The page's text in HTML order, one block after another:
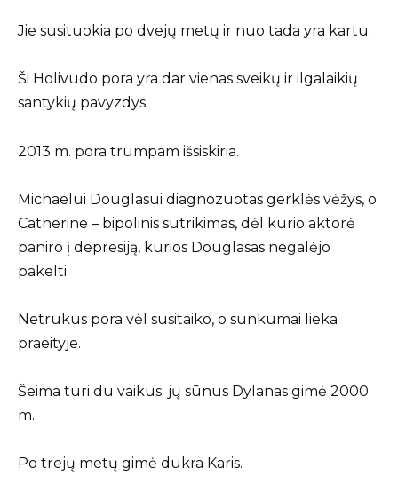
Jie susituokia po dvejų metų ir nuo tada yra kartu.
Ši Holivudo pora yra dar vienas sveikų ir ilgalaikių
santykių pavyzdys.
2013 m. pora trumpam išsiskiria.
Michaelui Douglasui diagnozuotas gerklės vėžys, o
Catherine – bipolinis sutrikimas, dėl kurio aktorė
paniro į depresiją, kurios Douglasas negalėjo
pakelti.
Netrukus pora vėl susitaiko, o sunkumai lieka
praeityje.
Šeima turi du vaikus: jų sūnus Dylanas gimė 2000
m.
Po trejų metų gimė dukra Karis.